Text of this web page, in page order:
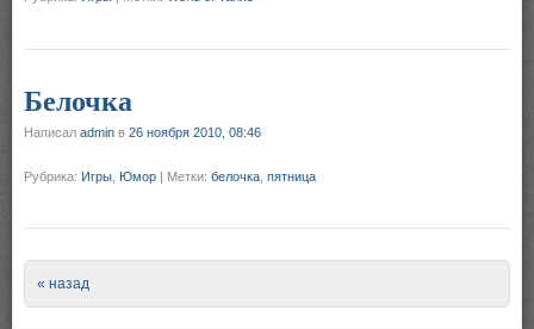
Белочка
Написал admin в 26 ноября 2010, 08:46
Рубрика: Игры Юмор | Метки: белочка пятница
Post navigation
« назад